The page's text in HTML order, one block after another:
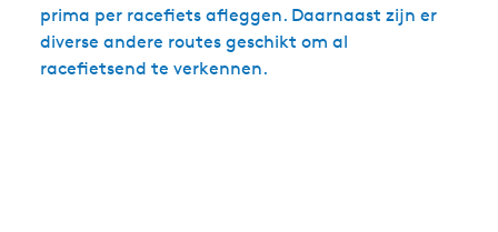
prima per racefiets afleggen. Daarnaast zijn er
diverse andere routes geschikt om al
racefietsend te verkennen.